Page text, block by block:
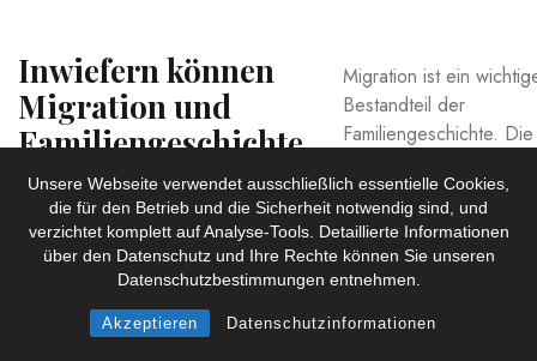
Unsere Webseite verwendet ausschließlich essentielle Cookies,
die für den Betrieb und die Sicherheit notwendig sind, und
verzichtet komplett auf Analyse-Tools. Detaillierte Informationen
über den Datenschutz und Ihre Rechte können Sie unseren
Datenschutzbestimmungen entnehmen.
Akzeptieren Datenschutzinformationen
Inwiefern können
Migration​ und
Familiengeschichte⁢
miteinander
‍verbunden sein?
Migration ist ⁤ein
Bestandteil der
Familiengeschichte. Die
Menschen von einem
zum ⁢anderen,
insbesondere über
internationale Grenzen
familiären Wurzeln und